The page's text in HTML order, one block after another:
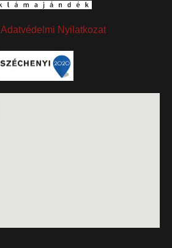
Adatvédelmi Nyilatkozat